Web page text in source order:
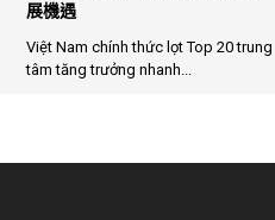
展機遇
Việt Nam chính thức lọt Top 20 trung
tâm tăng trưởng nhanh...